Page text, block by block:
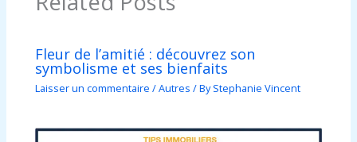
Fleur de l’amitié : découvrez son
symbolisme et ses bienfaits
Laisser un commentaire /Autres / ByStephanie Vincent